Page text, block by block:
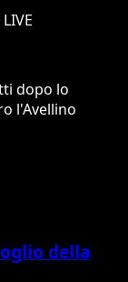
dopo lo
l'Avellino
della